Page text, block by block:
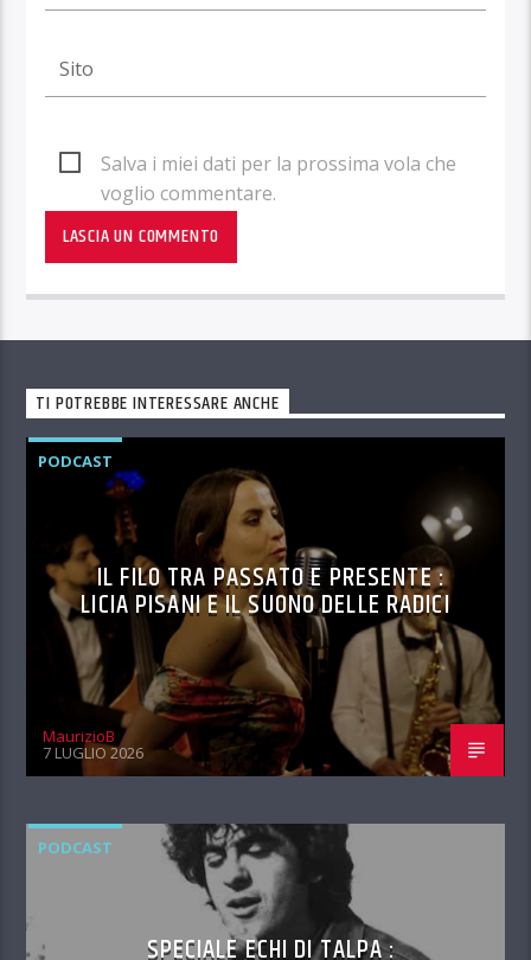
Salva i miei dati per la prossima vola che
voglio commentare.
TI POTREBBE INTERESSARE ANCHE
PODCAST
IL FILO TRA PASSATO E PRESENTE :
LICIA PISANI E IL SUONO DELLE RADICI
MaurizioB
7 LUGLIO 2026
PODCAST
SPECIALE ECHI DI TALPA :